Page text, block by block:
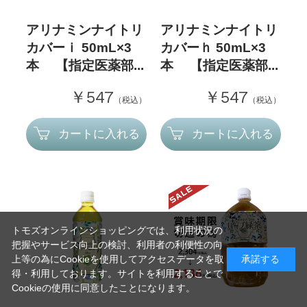
アリナミンナイトリ
カバーｉ 50mL×3
本 【指定医薬部...
￥547 （税込）
カートに入れる
アリナミンナイトリ
カバーｈ 50mL×3
本 【指定医薬部...
￥547 （税込）
カートに入れる
トモズオンラインショッピングでは、利用状況の
把握やサービス向上の検討、利用者の利便性の向
上等の為にCookieを使用してアクセスデータを取
得・利用しております。サイトを利用することで
Cookieの使用に同意したことになります。
承諾する